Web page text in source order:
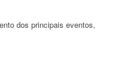
dos principais eventos,